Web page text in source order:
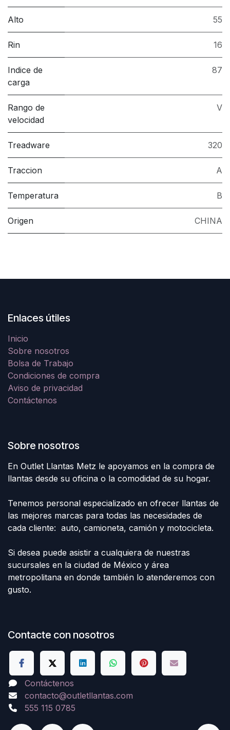
Alto 55
Rin 16
Indice de
carga
87
Rango de
velocidad
V
Treadware 320
Traccion A
Temperatura B
Origen CHINA
Enlaces útiles
Inicio
Sobre nosotros
Bolsa de Trabajo
Condiciones de compra
Aviso de privacidad
Contáctenos
Sobre nosotros
En Outlet Llantas Metz le apoyamos en la compra de
llantas desde su oficina o la comodidad de su hogar.
Tenemos personal especializado en ofrecer llantas de
las mejores marcas para todas las necesidades de
cada cliente: auto, camioneta, camión y motocicleta.
Si desea puede asistir a cualquiera de nuestras
sucursales en la ciudad de México y área
metropolitana en donde también lo atenderemos con
gusto.
Contacte con nosotros
Contáctenos
contacto@outletllantas.com
555 115 0785